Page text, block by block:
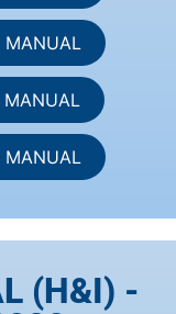
MANUAL
MANUAL
MANUAL
(H&I) -